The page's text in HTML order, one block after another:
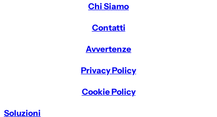
Chi Siamo
Contatti
Avvertenze
Privacy Policy
Cookie Policy
Soluzioni